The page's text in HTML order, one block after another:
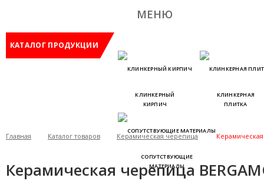
МЕНЮ
КЛИНКЕРНЫЙ
КИРПИЧ
КЛИНКЕРНАЯ
ПЛИТКА
СОПУТСТВУЮЩИЕ
МАТЕРИАЛЫ
КАТАЛОГ ПРОДУКЦИИ
Главная Каталог товаров Керамическая черепица
Керамическая черепица